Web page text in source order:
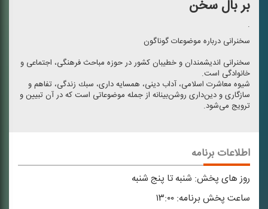
بر بال سخن
.
سخنرانی درباره موضوعات گوناگون
سخنرانی اندیشمندان و خطیبان كشور در حوزه مباحث فرهنگی، اجتماعی و
خانوادگی است.
شیوه معاشرت اسلامی، آداب دینی، همسایه داری، ‌سبك زندگی، ‌تفاهم و
سازگاری و دین‌داری روشن‌بینانه از جمله موضوعاتی است كه در آن تبیین و
ترویج می‌شود.
اطلاعات برنامه
روز های پخش: شنبه تا پنج شنبه
ساعت پخش برنامه: